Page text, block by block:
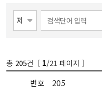
총 205건 [ 1/21 페이지 ]
번호
205